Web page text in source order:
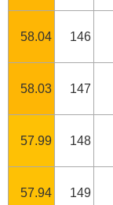
58.04 146
58.03 147
57.99 148
57.94 149